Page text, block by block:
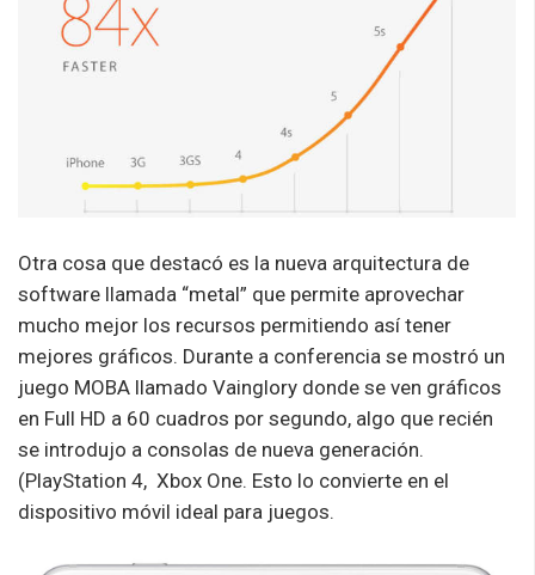
Otra cosa que destacó es la nueva arquitectura de
software llamada “metal” que permite aprovechar
mucho mejor los recursos permitiendo así tener
mejores gráficos. Durante a conferencia se mostró un
juego MOBA llamado Vainglory donde se ven gráficos
en Full HD a 60 cuadros por segundo, algo que recién
se introdujo a consolas de nueva generación.
(PlayStation 4, Xbox One. Esto lo convierte en el
dispositivo móvil ideal para juegos.